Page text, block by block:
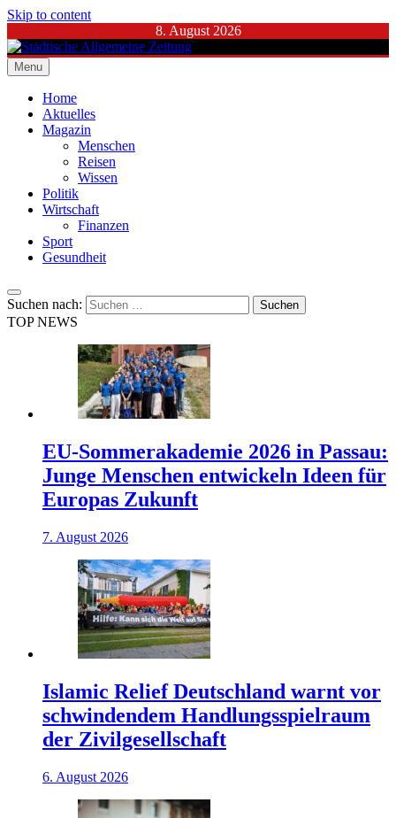
Skip to content
8. August 2026
Städtische Allgemeine Zeitung
Menu
Home
Aktuelles
Magazin
Menschen
Reisen
Wissen
Politik
Wirtschaft
Finanzen
Sport
Gesundheit
Suchen nach:
TOP NEWS
EU-Sommerakademie 2026 in Passau:
Junge Menschen entwickeln Ideen für
Europas Zukunft
7. August 2026
Islamic Relief Deutschland warnt vor
schwindendem Handlungsspielraum
der Zivilgesellschaft
6. August 2026